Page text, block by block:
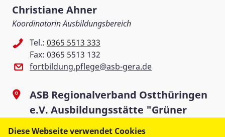
Christiane Ahner
Koordinatorin Ausbildungsbereich
Tel.: 0365 5513 333
Fax: 0365 5513 132
fortbildung.pflege@asb-gera.de
ASB Regionalverband Ostthüringen
e.V. Ausbildungsstätte "Grüner
Weg"
Diese Webseite verwendet Cookies